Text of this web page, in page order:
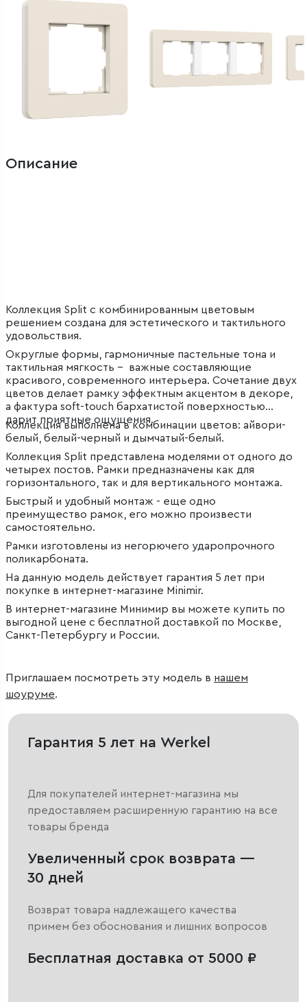
Описание
Коллекция Split с комбинированным цветовым
решением создана для эстетического и тактильного
удовольствия.
Округлые формы, гармоничные пастельные тона и
тактильная мягкость – важные составляющие
красивого, современного интерьера. Сочетание двух
цветов делает рамку эффектным акцентом в декоре,
а фактура soft-touch бархатистой поверхностью
дарит приятные ощущения.
Коллекция выполнена в комбинации цветов: айвори-
белый, белый-черный и дымчатый-белый.
Коллекция Split представлена моделями от одного до
четырех постов. Рамки предназначены как для
горизонтального, так и для вертикального монтажа.
Быстрый и удобный монтаж - еще одно
преимущество рамок, его можно произвести
самостоятельно.
Рамки изготовлены из негорючего ударопрочного
поликарбоната.
На данную модель действует гарантия 5 лет при
покупке в интернет-магазине Minimir.
В интернет-магазине Минимир вы можете купить по
выгодной цене с бесплатной доставкой по Москве,
Санкт-Петербургу и России.
Приглашаем посмотреть эту модель в нашем
шоуруме.
Гарантия 5 лет на Werkel
Для покупателей интернет-магазина мы
предоставляем расширенную гарантию на все
товары бренда
Увеличенный срок возврата —
30 дней
Возврат товара надлежащего качества
примем без обоснования и лишних вопросов
Бесплатная доставка от 5000 ₽